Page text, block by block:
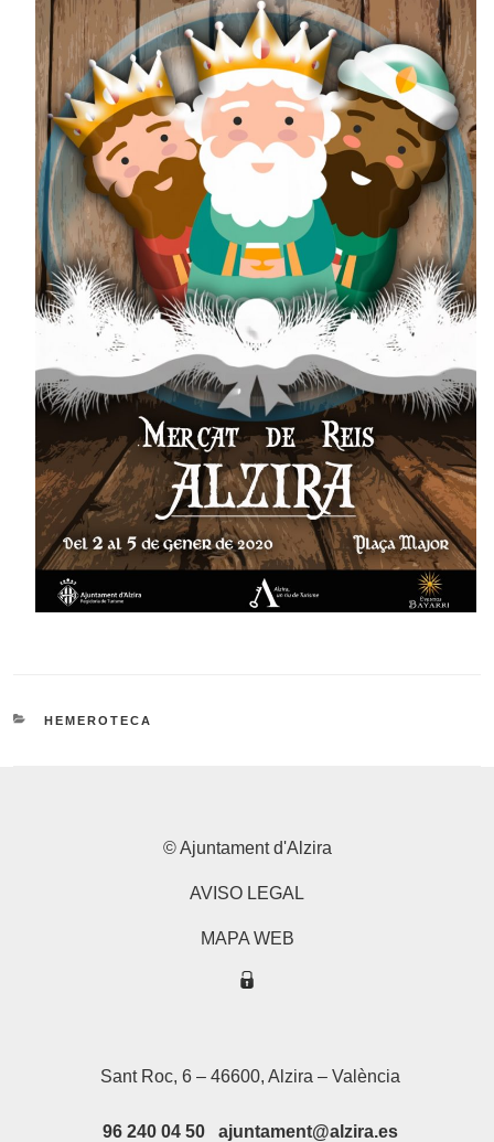
CATEGORÍAS
HEMEROTECA
© Ajuntament d'Alzira
AVISO LEGAL
MAPA WEB
Sant Roc, 6 – 46600, Alzira – València
96 240 04 50 ajuntament@alzira.es